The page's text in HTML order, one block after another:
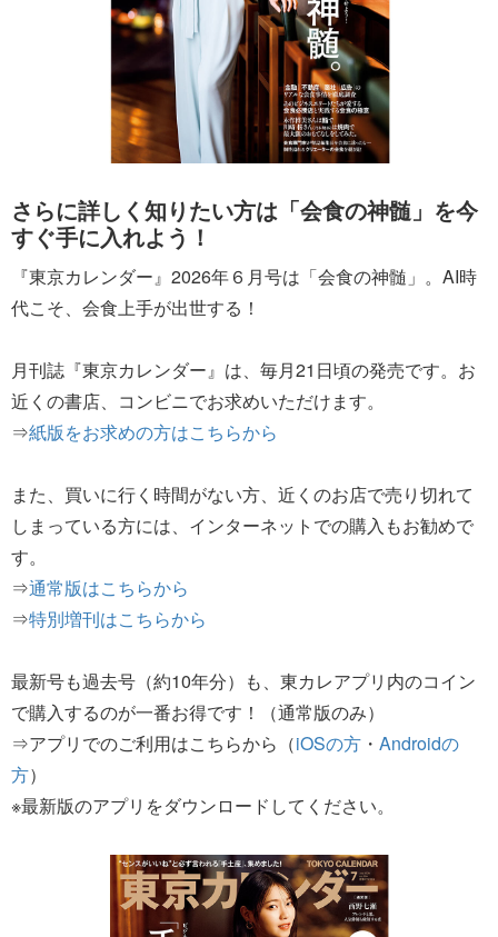
さらに詳しく知りたい方は「会食の神髄」を今
すぐ手に入れよう！
『東京カレンダー』2026年６月号は「会食の神髄」。AI時
代こそ、会食上手が出世する！
月刊誌『東京カレンダー』は、毎月21日頃の発売です。お
近くの書店、コンビニでお求めいただけます。
⇒紙版をお求めの方はこちらから
また、買いに行く時間がない方、近くのお店で売り切れて
しまっている方には、インターネットでの購入もお勧めで
す。
⇒通常版はこちらから
⇒特別増刊はこちらから
最新号も過去号（約10年分）も、東カレアプリ内のコイン
で購入するのが一番お得です！（通常版のみ）
⇒アプリでのご利用はこちらから（iOSの方 ・ Androidの
方）
※最新版のアプリをダウンロードしてください。